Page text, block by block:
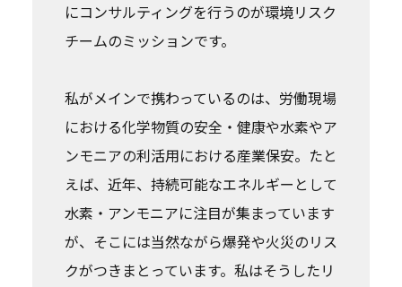
にコンサルティングを行うのが環境リスク
チームのミッションです。
私がメインで携わっているのは、労働現場
における化学物質の安全・健康や水素やア
ンモニアの利活用における産業保安。たと
えば、近年、持続可能なエネルギーとして
水素・アンモニアに注目が集まっています
が、そこには当然ながら爆発や火災のリス
クがつきまとっています。私はそうしたリ